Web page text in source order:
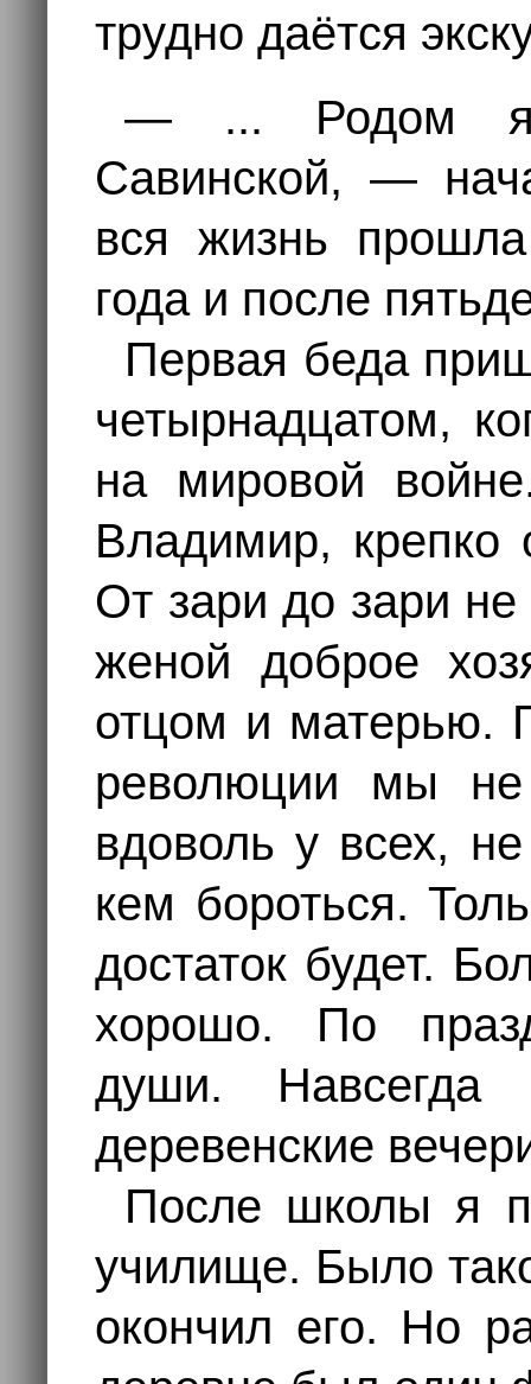
трудно даётся
— ... Родом я
Савинской, —
вся жизнь
года и после
Первая беда
четырнадцатом,
на мировой
Владимир, крепко
От зари до зари
женой доброе
отцом и матерью.
революции мы
вдоволь у всех,
кем бороться.
достаток будет.
хорошо. По
души. Навсегда
деревенские
После школы я
училище. Было
окончил его. Но